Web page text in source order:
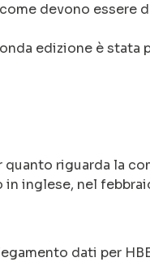
devono essere
edizione è
riguarda la
in inglese, nel
dati per